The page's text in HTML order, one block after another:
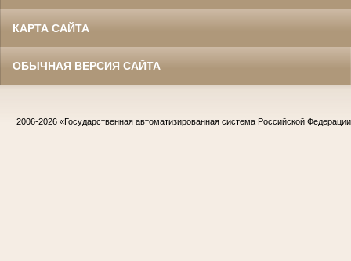
КАРТА САЙТА
ОБЫЧНАЯ ВЕРСИЯ САЙТА
2006-2026 «Государственная автоматизированная система Российской